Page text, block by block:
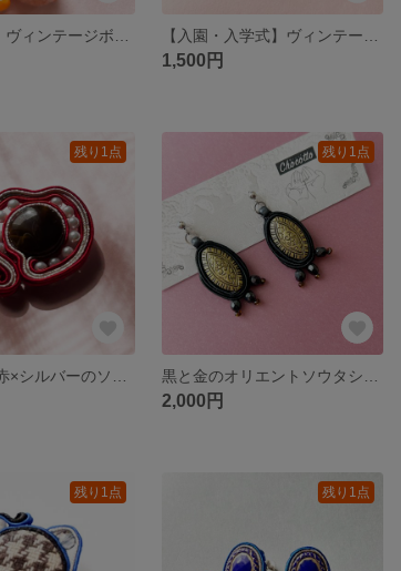
1,500円
残り1点 残り1点
2,000円
残り1点 残り1点